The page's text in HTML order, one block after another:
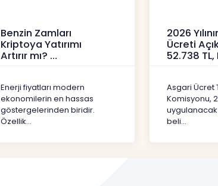
Benzin Zamları
Kriptoya Yatırımı
Artırır mı?
Enerji fiyatları modern
ekonomilerin en hassas
göstergelerinden biridir.
Özellik...
2026
Ücreti
52.738
Asgari Ücret
Komisyonu,
beli...